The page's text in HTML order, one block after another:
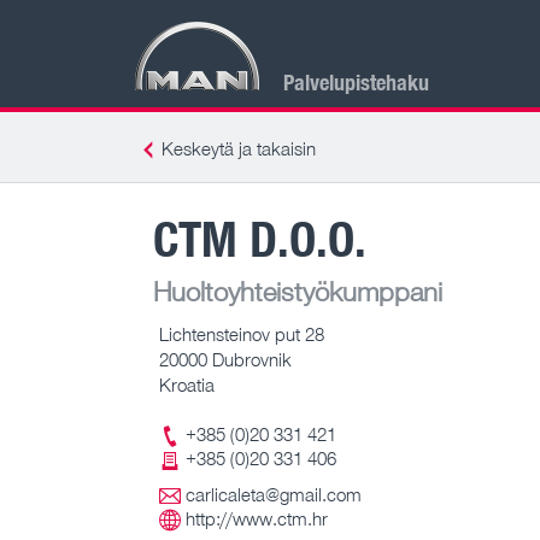
Palvelupistehaku
Keskeytä ja takaisin
CTM D.O.O.
Huoltoyhteistyökumppani
Lichtensteinov put 28
20000 Dubrovnik
Kroatia
+385 (0)20 331 421
+385 (0)20 331 406
carlicaleta@gmail.com
http://www.ctm.hr